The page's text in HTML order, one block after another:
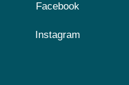
Facebook
Instagram